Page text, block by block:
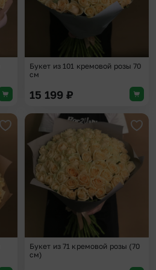
Букет из 101 кремовой розы 70
см
15 199 ₽
Добавить в избранное
Букет из 71 кремовой розы (70
см)